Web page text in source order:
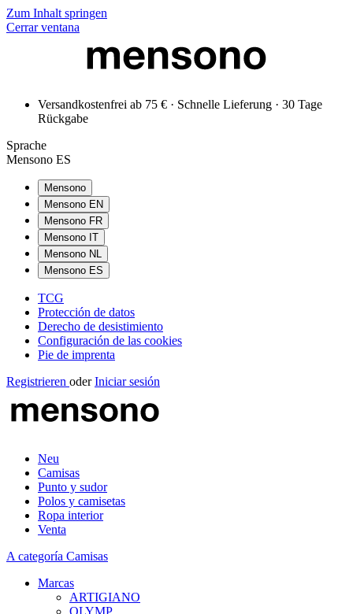
Zum Inhalt springen
Cerrar ventana
Versandkostenfrei ab 75 € · Schnelle Lieferung · 30 Tage
Rückgabe
Sprache
Mensono ES
Mensono
Mensono EN
Mensono FR
Mensono IT
Mensono NL
Mensono ES
TCG
Protección de datos
Derecho de desistimiento
Configuración de las cookies
Pie de imprenta
Registrieren oder Iniciar sesión
Neu
Camisas
Punto y sudor
Polos y camisetas
Ropa interior
Venta
A categoría Camisas
Marcas
ARTIGIANO
OLYMP